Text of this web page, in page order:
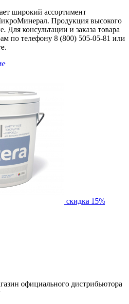
широкий ассортимент
Продукция высокого
Для консультации и заказа товара
по телефону 8 (800) 505-05-81 или
скидка 15%
официального дистрибьютора